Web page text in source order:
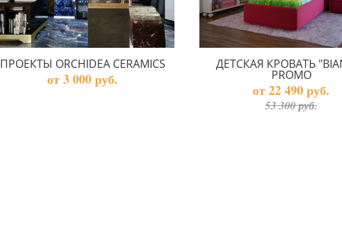
ПРОЕКТЫ ORCHIDEA CERAMICS
от 3 000 руб.
ДЕТСКАЯ КРОВАТЬ
PROMO
от 22 490 руб.
53 300 руб.